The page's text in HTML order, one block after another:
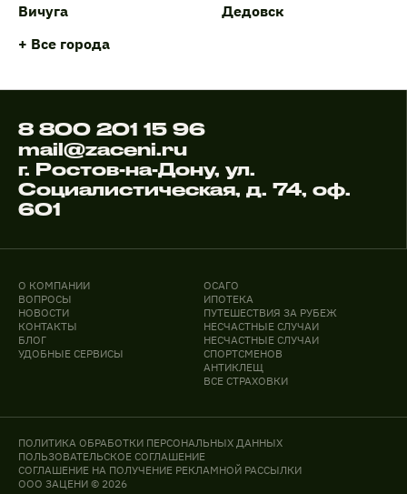
Вичуга
Дедовск
+ Все города
8 800 201 15 96
mail@zaceni.ru
г. Ростов-на-Дону, ул.
Социалистическая, д. 74, оф.
601
О КОМПАНИИ
ВОПРОСЫ
НОВОСТИ
КОНТАКТЫ
БЛОГ
УДОБНЫЕ СЕРВИСЫ
ОСАГО
ИПОТЕКА
ПУТЕШЕСТВИЯ ЗА РУБЕЖ
НЕСЧАСТНЫЕ СЛУЧАИ
НЕСЧАСТНЫЕ СЛУЧАИ
СПОРТСМЕНОВ
АНТИКЛЕЩ
ВСЕ СТРАХОВКИ
ПОЛИТИКА ОБРАБОТКИ ПЕРСОНАЛЬНЫХ ДАННЫХ
ПОЛЬЗОВАТЕЛЬСКОЕ СОГЛАШЕНИЕ
СОГЛАШЕНИЕ НА ПОЛУЧЕНИЕ РЕКЛАМНОЙ РАССЫЛКИ
ООО ЗАЦЕНИ © 2026